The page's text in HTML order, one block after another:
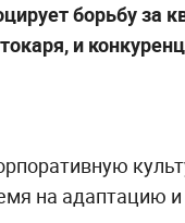
борьбу за
и
на адаптацию